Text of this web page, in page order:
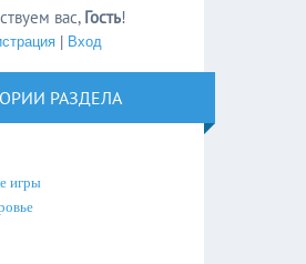
вас, Гость!
| Вход
РАЗДЕЛА
игры